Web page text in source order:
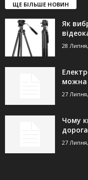
ЩЕ БІЛЬШЕ НОВИН
Як
28
можна
27
Чому
27